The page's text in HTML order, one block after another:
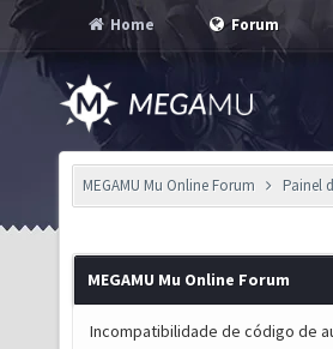
Home Forum
MEGAMU Mu Online Forum Painel
MEGAMU Mu Online Forum
Incompatibilidade de código de